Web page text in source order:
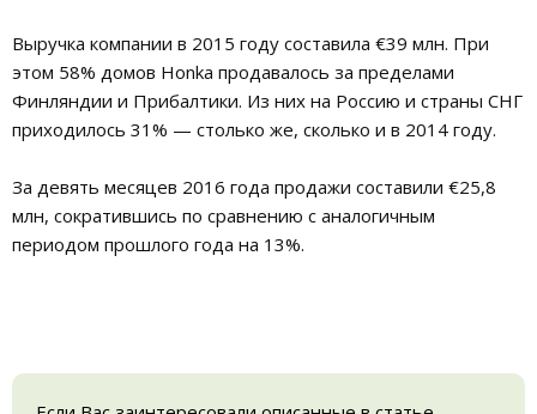
Выручка компании в 2015 году составила €39 млн. При
этом 58% домов Honka продавалось за пределами
Финляндии и Прибалтики. Из них на Россию и страны СНГ
приходилось 31% — столько же, сколько и в 2014 году.
За девять месяцев 2016 года продажи составили €25,8
млн, сократившись по сравнению с аналогичным
периодом прошлого года на 13%.